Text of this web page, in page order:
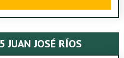
JUAN JOSÉ RÍOS